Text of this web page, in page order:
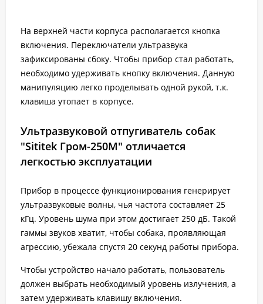
На верхней части корпуса располагается кнопка
включения. Переключатели ультразвука
зафиксированы сбоку. Чтобы прибор стал работать,
необходимо удерживать кнопку включения. Данную
манипуляцию легко проделывать одной рукой, т.к.
клавиша утопает в корпусе.
Ультразвуковой отпугиватель собак
"Sititek Гром-250М" отличается
легкостью эксплуатации
Прибор в процессе функционирования генерирует
ультразвуковые волны, чья частота составляет 25
кГц. Уровень шума при этом достигает 250 дБ. Такой
гаммы звуков хватит, чтобы собака, проявляющая
агрессию, убежала спустя 20 секунд работы прибора.
Чтобы устройство начало работать, пользователь
должен выбрать необходимый уровень излучения, а
затем удерживать клавишу включения.